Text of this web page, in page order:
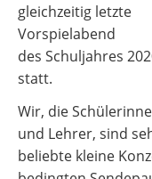
gleichzeitig letzte
Vorspielabend
des Schuljahres
statt.
Wir, die
und Lehrer, sind
beliebte kleine